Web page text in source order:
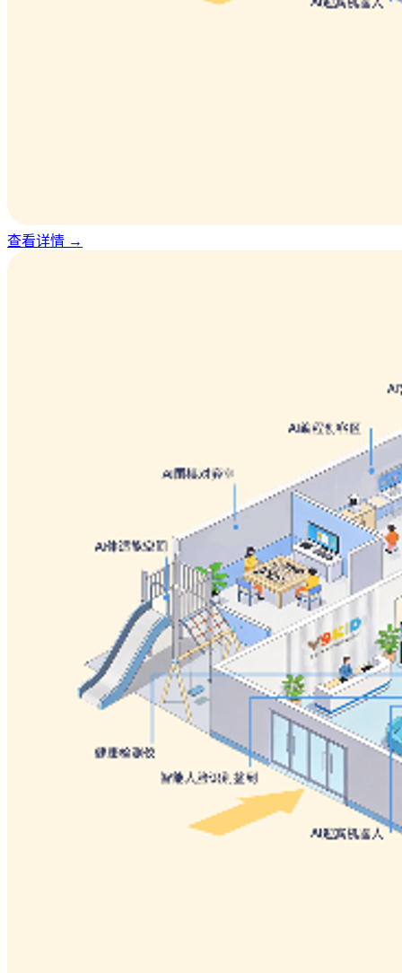
查看详情 →